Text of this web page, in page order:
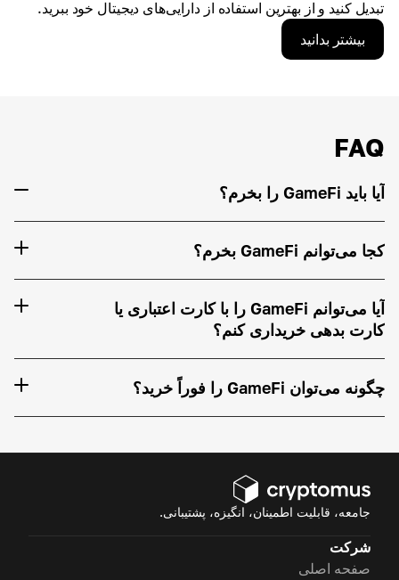
تبدیل کنید و از بهترین استفاده از دارایی‌های دیجیتال خود ببرید.
بیشتر بدانید
FAQ
آیا باید GameFi را بخرم؟
کجا می‌توانم GameFi بخرم؟
آیا می‌توانم GameFi را با کارت اعتباری یا
کارت بدهی خریداری کنم؟
چگونه می‌توان GameFi را فوراً خرید؟
جامعه، قابلیت اطمینان، انگیزه، پشتیبانی.
شرکت
صفحه اصلی